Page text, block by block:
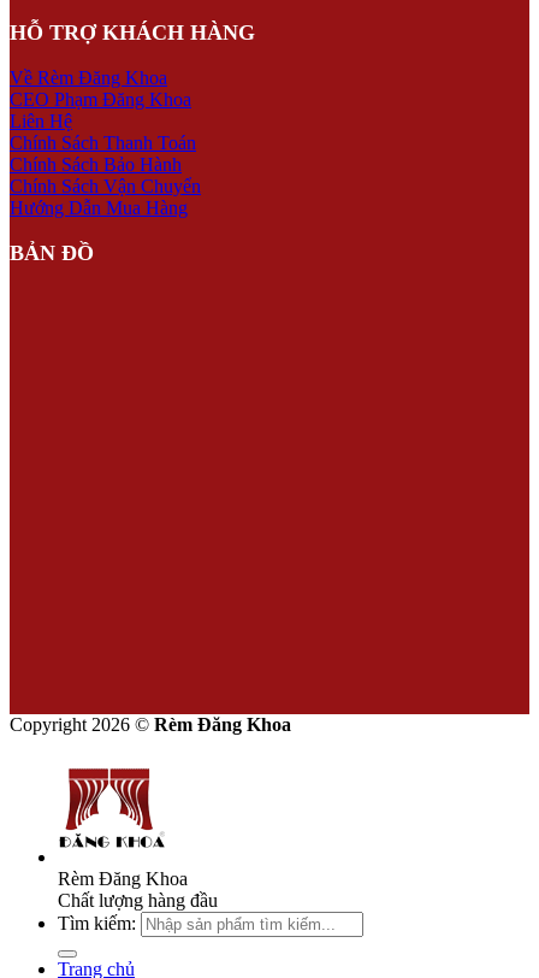
HỖ TRỢ KHÁCH HÀNG
Về Rèm Đăng Khoa
CEO Phạm Đăng Khoa
Liên Hệ
Chính Sách Thanh Toán
Chính Sách Bảo Hành
Chính Sách Vận Chuyển
Hướng Dẫn Mua Hàng
BẢN ĐỒ
Copyright 2026 © Rèm Đăng Khoa
Rèm Đăng Khoa
Chất lượng hàng đầu
Tìm kiếm:
Trang chủ